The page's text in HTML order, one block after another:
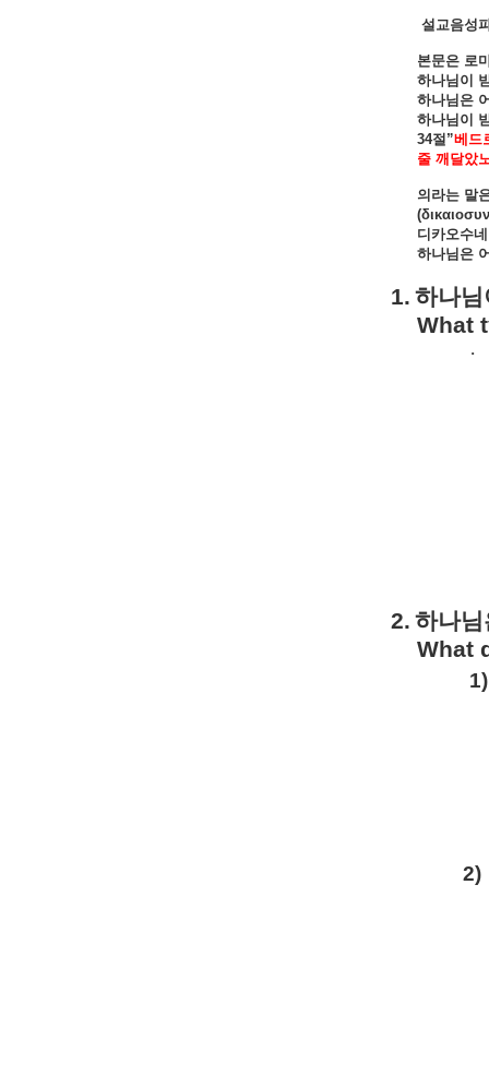
설교음성
본문은 로
하나님이
하나님은
하나님이
34절”베드
줄 깨달았
의라는 말
(
디카오수
하나님은
1. 하나님
What
·
2. 하나님
What
1)
2)